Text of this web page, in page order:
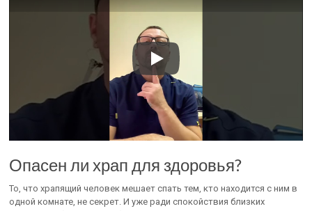
Опасен ли храп для здоровья?
То, что храпящий человек мешает спать тем, кто находится с ним в
одной комнате, не секрет. И уже ради спокойствия близких